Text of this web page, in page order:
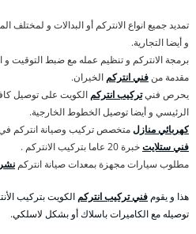
تمديد جميع انواع الانتركم أو البدالات و لمختلف
و أيضا التجارية.
برمجة الانتركم و تنظيم عمله مع ضبط التوقيت و
مقدمة من فني انتركم الخيران.
يحرص فنيتركيب انتركم الكويت على توصيل
الرئيسي و أيضا توصيل الخطوط الخارجية.
كهربائي منازلمتخصص تركيب وصيانة انتركم
فني ستلايتخبرة 20 عاما بتركيب الانتركم .
مطلوب سيارات مجهزة بمعدات صيانة انتركم
هذا و يقوم فني تركيب انتركم الكويت بتركيب
توصيله مع الكاميرات باسلاك أو بشكل لاسلكي.